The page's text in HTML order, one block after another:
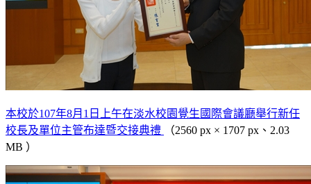
本校於107年8月1日上午在淡水校園覺生國際會議廳舉行新任
校長及單位主管布達暨交接典禮
（2560 px × 1707 px、2.03
MB ）